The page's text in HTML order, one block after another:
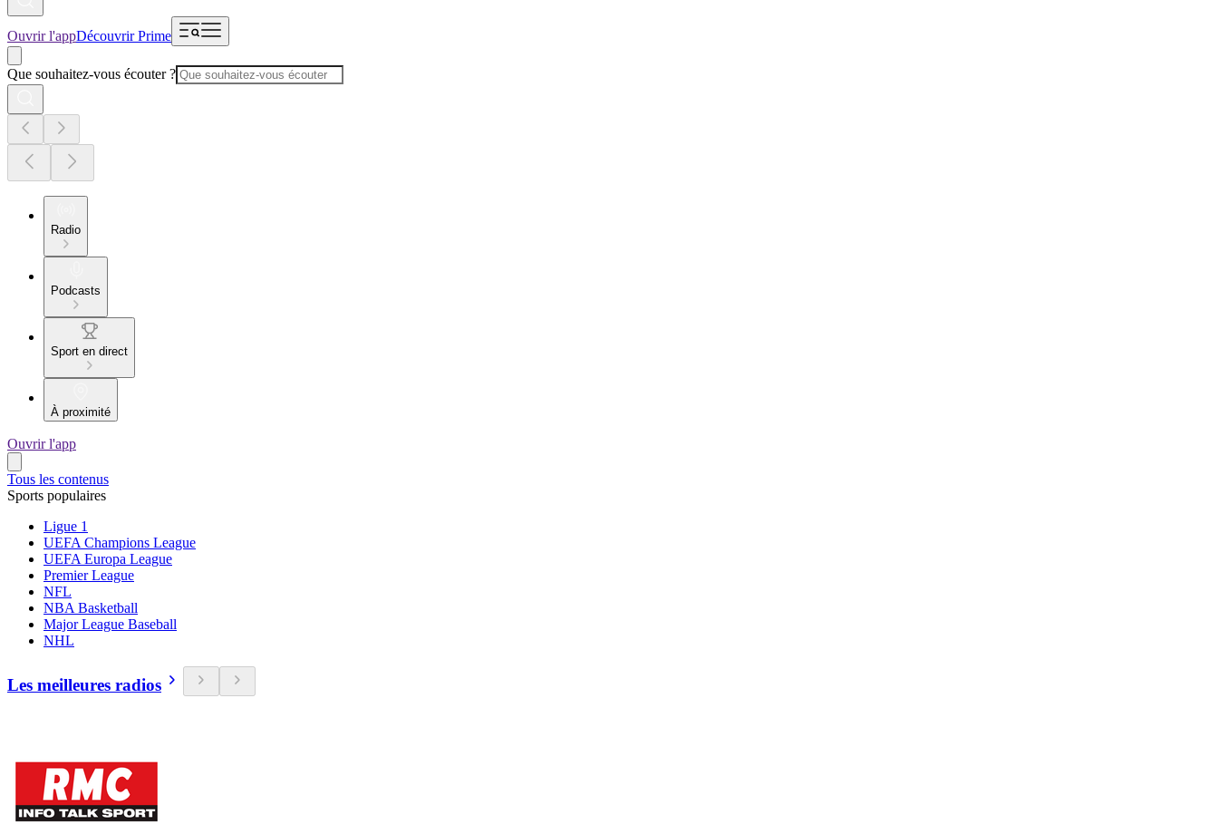
Ouvrir l'appDécouvrir Prime
Que souhaitez-vous écouter ?
Radio
Podcasts
Sport en direct
À proximité
Ouvrir l'app
Tous les contenus
Sports populaires
Ligue 1
UEFA Champions League
UEFA Europa League
Premier League
NFL
NBA Basketball
Major League Baseball
NHL
Les meilleures radios